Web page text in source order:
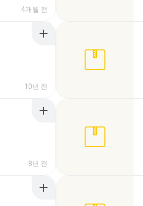
4개월 전
10년 전
8년 전